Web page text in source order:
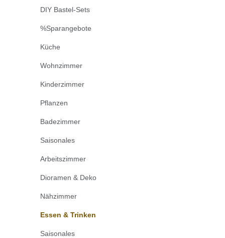
DIY Bastel-Sets
%Sparangebote
Küche
Wohnzimmer
Kinderzimmer
Pflanzen
Badezimmer
Saisonales
Arbeitszimmer
Dioramen & Deko
Nähzimmer
Essen & Trinken
Saisonales